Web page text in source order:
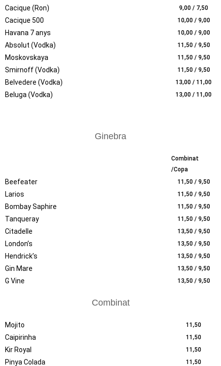
Cacique (Ron) 9,00 / 7,50
Cacique 500 10,00 / 9,00
Havana 7 anys 10,00 / 9,00
Absolut (Vodka) 11,50 / 9,50
Moskovskaya 11,50 / 9,50
Smirnoff (Vodka) 11,50 / 9,50
Belvedere (Vodka) 13,00 / 11,00
Beluga (Vodka) 13,00 / 11,00
Ginebra
Combinat
/Copa
Beefeater 11,50 / 9,50
Larios 11,50 / 9,50
Bombay Saphire 11,50 / 9,50
Tanqueray 11,50 / 9,50
Citadelle 13,50 / 9,50
London’s 13,50 / 9,50
Hendrick’s 13,50 / 9,50
Gin Mare 13,50 / 9,50
G Vine 13,50 / 9,50
Combinat
Mojito 11,50
Caipirinha 11,50
Kir Royal 11,50
Pinya Colada 11,50